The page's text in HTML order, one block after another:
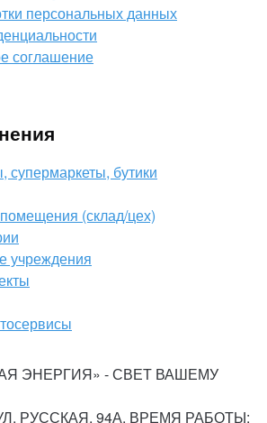
персональных данных
соглашение
супермаркеты, бутики
(склад/цех)
учреждения
ЭНЕРГИЯ» - СВЕТ ВАШЕМУ
РУССКАЯ, 94А. ВРЕМЯ РАБОТЫ: